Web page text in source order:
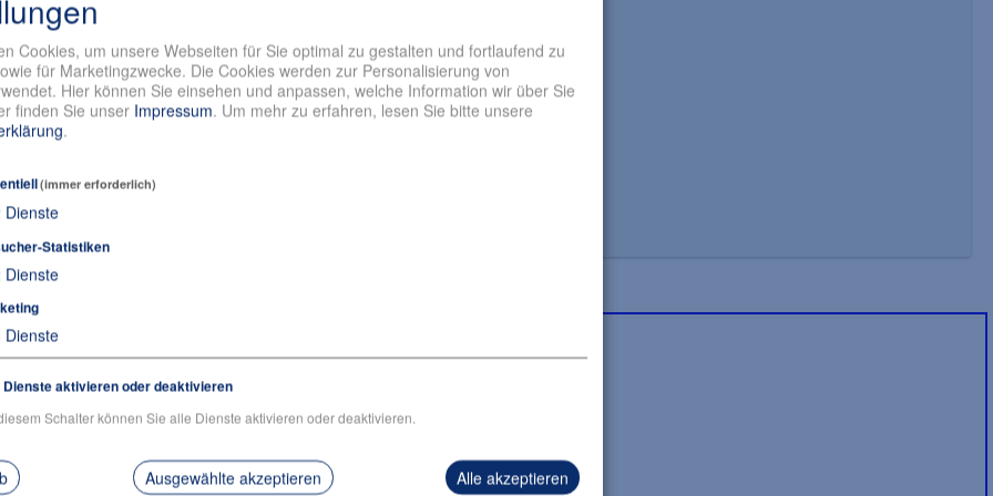
Cookies, um unsere Webseiten für Sie optimal zu gestalten und fortlaufend zu
für Marketingzwecke. Die Cookies werden zur Personalisierung von
Hier können Sie einsehen und anpassen, welche Information wir über Sie
finden Sie unser Impressum. Um mehr zu erfahren, lesen Sie bitte unsere
.
(immer erforderlich)
Dienste
Statistiken
Dienste
Dienste
Dienste aktivieren oder deaktivieren
Schalter können Sie alle Dienste aktivieren oder deaktivieren.
Ausgewählte akzeptieren Alle akzeptieren
PU/PU-Laufsohle
DIN EN 61340
und feuchtigkeitsabsorbierendes Mikrofaser-Innenfutter
nach EN ISO 20347:2012
PU-Laufsohle